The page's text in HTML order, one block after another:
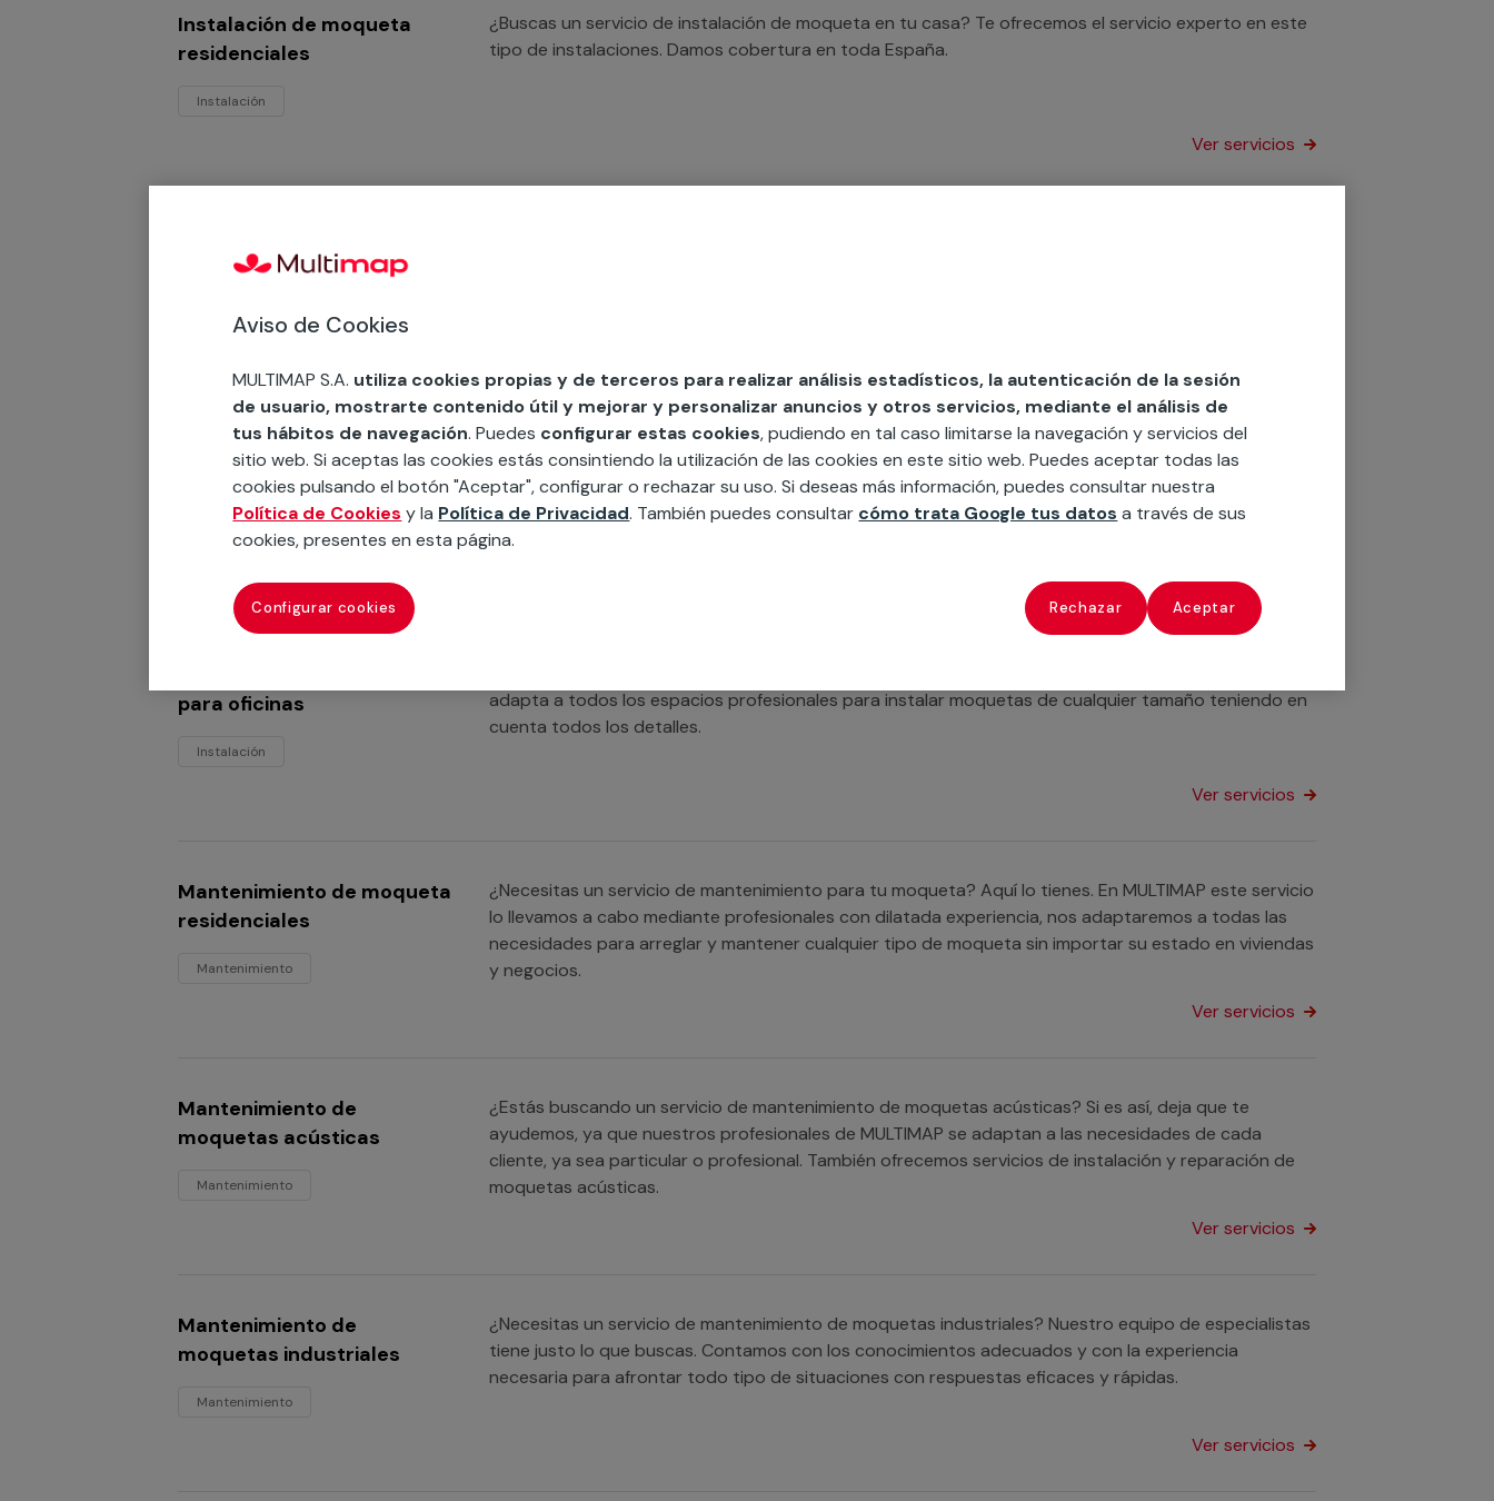
Instalación de moqueta
residenciales
Instalación
¿Buscas un servicio de instalación de moqueta en tu casa? Te ofrecemos el servicio experto en este
tipo de instalaciones. Damos cobertura en toda España.
Ver servicios
acústicas
Instalación
Instalación de moquetas
industriales
Instalación
¿Estás buscando un servicio de instalación de moquetas industriales? Aquí lo tienes. En MULTIMAP
contamos con profesionales con experiencia que se adaptan a las necesidades de cada cliente, ya
sea particular o profesional. También ofrecemos servicios de reparaciones y mantenimiento de
moquetas industriales.
Ver servicios
para oficinas
Instalación
adapta a todos los espacios profesionales para instalar moquetas de cualquier tamaño teniendo en
cuenta todos los detalles.
Ver servicios
Mantenimiento de moqueta
residenciales
Mantenimiento
¿Necesitas un servicio de mantenimiento para tu moqueta? Aquí lo tienes. En MULTIMAP este servicio
lo llevamos a cabo mediante profesionales con dilatada experiencia, nos adaptaremos a todas las
necesidades para arreglar y mantener cualquier tipo de moqueta sin importar su estado en viviendas
y negocios.
Ver servicios
Mantenimiento de
moquetas acústicas
Mantenimiento
¿Estás buscando un servicio de mantenimiento de moquetas acústicas? Si es así, deja que te
ayudemos, ya que nuestros profesionales de MULTIMAP se adaptan a las necesidades de cada
cliente, ya sea particular o profesional. También ofrecemos servicios de instalación y reparación de
moquetas acústicas.
Ver servicios
Mantenimiento de
moquetas industriales
Mantenimiento
¿Necesitas un servicio de mantenimiento de moquetas industriales? Nuestro equipo de especialistas
tiene justo lo que buscas. Contamos con los conocimientos adecuados y con la experiencia
necesaria para afrontar todo tipo de situaciones con respuestas eficaces y rápidas.
Ver servicios
Aviso de Cookies
MULTIMAP S.A. utiliza cookies propias y de terceros para realizar análisis estadísticos, la autenticación de la sesión
de usuario, mostrarte contenido útil y mejorar y personalizar anuncios y otros servicios, mediante el análisis de
tus hábitos de navegación. Puedes configurar estas cookies, pudiendo en tal caso limitarse la navegación y servicios del
sitio web. Si aceptas las cookies estás consintiendo la utilización de las cookies en este sitio web. Puedes aceptar todas las
cookies pulsando el botón "Aceptar", configurar o rechazar su uso. Si deseas más información, puedes consultar nuestra
Política de Cookies y la Política de Privacidad. También puedes consultar cómo trata Google tus datos a través de sus
cookies, presentes en esta página.
Configurar cookies Rechazar Aceptar